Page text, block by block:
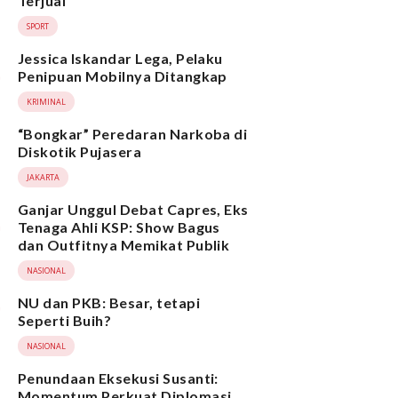
SPORT
Jessica Iskandar Lega, Pelaku
Penipuan Mobilnya Ditangkap
KRIMINAL
“Bongkar” Peredaran Narkoba di
Diskotik Pujasera
JAKARTA
Ganjar Unggul Debat Capres, Eks
Tenaga Ahli KSP: Show Bagus
dan Outfitnya Memikat Publik
NASIONAL
NU dan PKB: Besar, tetapi
Seperti Buih?
NASIONAL
Penundaan Eksekusi Susanti: